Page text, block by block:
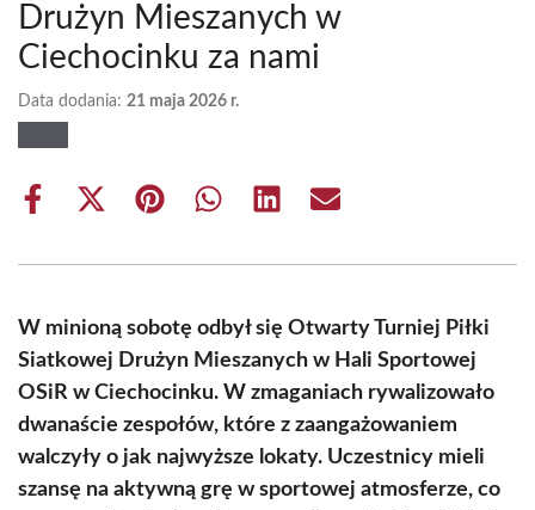
Drużyn Mieszanych w
Ciechocinku za nami
Data dodania: 21 maja 2026 r.
Share
Share
(Twitter)
Share Share Share Share
W minioną sobotę odbył się Otwarty Turniej Piłki
Siatkowej Drużyn Mieszanych w Hali Sportowej
OSiR w Ciechocinku. W zmaganiach rywalizowało
dwanaście zespołów, które z zaangażowaniem
walczyły o jak najwyższe lokaty. Uczestnicy mieli
szansę na aktywną grę w sportowej atmosferze, co